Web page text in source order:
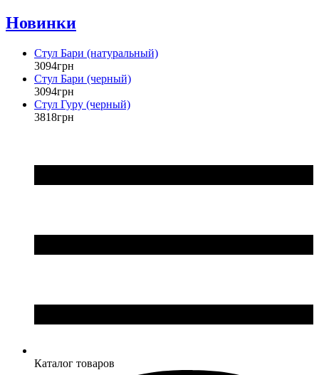
Новинки
Стул Бари (натуральный)
3094грн
Стул Бари (черный)
3094грн
Стул Гуру (черный)
3818грн
Каталог товаров